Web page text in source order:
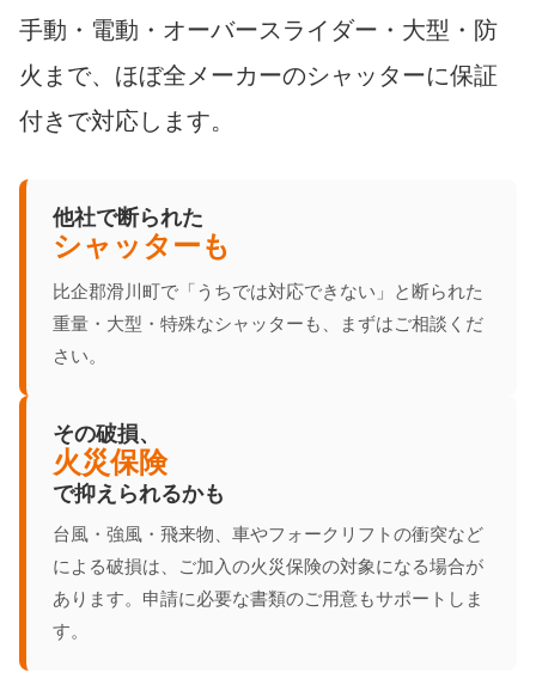
手動・電動・オーバースライダー・大型・防
火まで、ほぼ全メーカーのシャッターに保証
付きで対応します。
他社で断られた
シャッターも
比企郡滑川町で「うちでは対応できない」と断られた
重量・大型・特殊なシャッターも、まずはご相談くだ
さい。
その破損、
火災保険
で抑えられるかも
台風・強風・飛来物、車やフォークリフトの衝突など
による破損は、ご加入の火災保険の対象になる場合が
あります。申請に必要な書類のご用意もサポートしま
す。